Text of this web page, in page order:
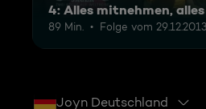
4: Alles mitnehmen,
89 Min. Folge vom 29.12.2013
Joyn Deutschland